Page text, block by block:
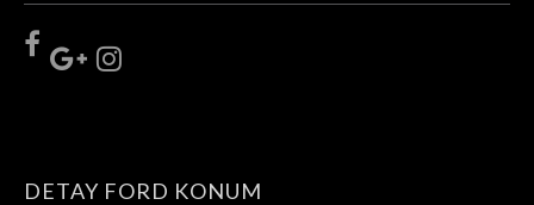
DETAY FORD KONUM